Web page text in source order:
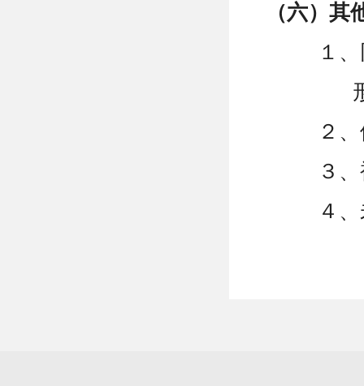
（六）其
１
２
３
４